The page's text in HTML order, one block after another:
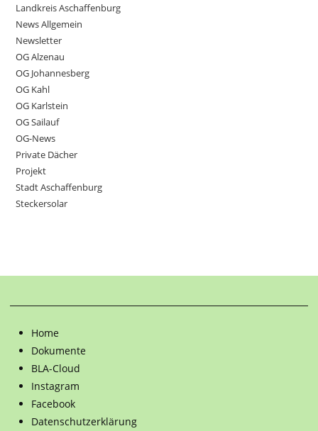
Landkreis Aschaffenburg
News Allgemein
Newsletter
OG Alzenau
OG Johannesberg
OG Kahl
OG Karlstein
OG Sailauf
OG-News
Private Dächer
Projekt
Stadt Aschaffenburg
Steckersolar
Home
Dokumente
BLA-Cloud
Instagram
Facebook
Datenschutzerklärung